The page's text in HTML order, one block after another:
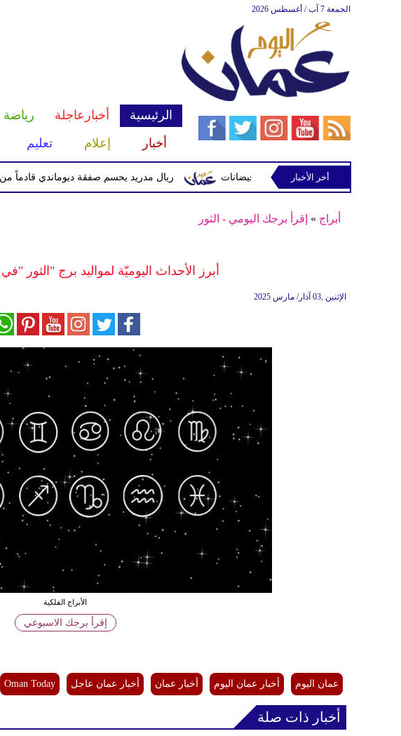
الجمعة 7 آب / أغسطس 2026
الرئيسية أخبارعاجلة رياضة
أخبار
إعلام تعليم
ريال مدريد يحسم صفقة ديوماندي قادماً من لايبزيغ حتى من أمطار غزيرة وفيضانات
أخر الأخبار
أبراج » إقرأ برجك اليومي - الثور
أبرز الأحداث اليوميّة لمواليد برج "الثور "في
الإثنين ,03 آذار/ مارس 2025
الأبراج الفلكية
إقرأ برجك الاسبوعي
عمان اليوم أخبار عمان اليوم أخبار عمان أخبار عمان عاجل Oman Today
أخبار ذات صلة